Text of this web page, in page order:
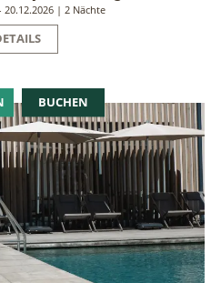
20.12.2026 | 2 Nächte
BUCHEN